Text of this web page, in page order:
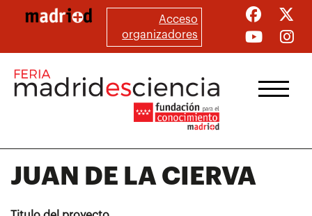
principal
Acceso
organizadores
JUAN DE LA CIERVA